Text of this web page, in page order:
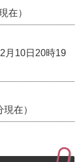
在）
月10日20時19
在）